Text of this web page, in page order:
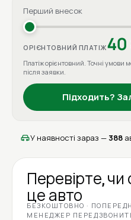
Перший внесок
ОРІЄНТОВНИЙ ПЛАТІЖ40
Платіж орієнтовний. Точні умови
після заявки.
Підходить?
У наявності зараз — 388
Перевірте,
це авто
БЕЗКОШТОВНО ·
МЕНЕДЖЕР